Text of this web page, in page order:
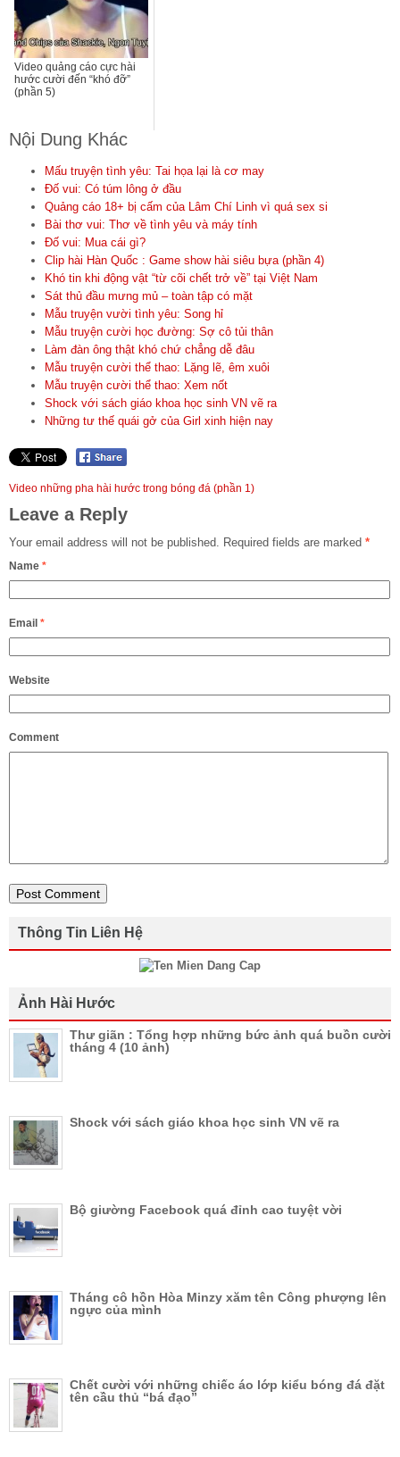
Video quảng cáo cực hài
hước cười đến “khó đỡ”
(phần 5)
Nội Dung Khác
Mấu truyện tình yêu: Tai họa lại là cơ may
Đố vui: Có túm lông ở đầu
Quảng cáo 18+ bị cấm của Lâm Chí Linh vì quá sex si
Bài thơ vui: Thơ về tình yêu và máy tính
Đố vui: Mua cái gì?
Clip hài Hàn Quốc : Game show hài siêu bựa (phần 4)
Khó tin khi động vật “từ cõi chết trở về” tại Việt Nam
Sát thủ đầu mưng mủ – toàn tập có mặt
Mẫu truyện vười tình yêu: Song hỉ
Mẫu truyện cười học đường: Sợ cô tủi thân
Làm đàn ông thật khó chứ chẳng dễ đâu
Mẫu truyện cười thể thao: Lặng lẽ, êm xuôi
Mẫu truyện cười thể thao: Xem nốt
Shock với sách giáo khoa học sinh VN vẽ ra
Những tư thế quái gở của Girl xinh hiện nay
Video những pha hài hước trong bóng đá (phần 1)
Leave a Reply
Your email address will not be published. Required fields are marked *
Name *
Email *
Website
Comment
Thông Tin Liên Hệ
Ảnh Hài Hước
Thư giãn : Tổng hợp những bức ảnh quá buồn cười
tháng 4 (10 ảnh)
Shock với sách giáo khoa học sinh VN vẽ ra
Bộ giường Facebook quá đỉnh cao tuyệt vời
Tháng cô hồn Hòa Minzy xăm tên Công phượng lên
ngực của mình
Chết cười với những chiếc áo lớp kiểu bóng đá đặt
tên cầu thủ “bá đạo”